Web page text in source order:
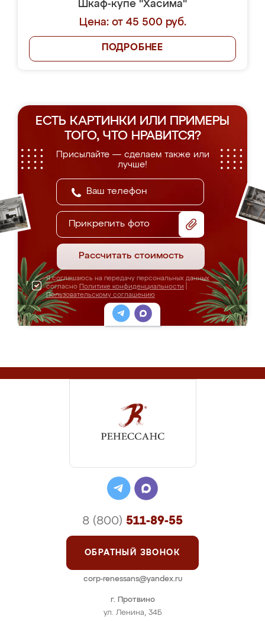
Шкаф-купе "Хасима"
Цена: от 45 500 руб.
ПОДРОБНЕЕ
ЕСТЬ КАРТИНКИ ИЛИ ПРИМЕРЫ
ТОГО, ЧТО НРАВИТСЯ?
Присылайте — сделаем также или
лучше!
Прикрепить фото
Рассчитать стоимость
Я соглашаюсь на передачу персональных данных
согласно Политике конфиденциальности
Пользовательскому соглашению
г. Протвино
ул. Ленина, 34Б
8 (800) 511-89-55
ОБРАТНЫЙ ЗВОНОК
corp-renessans@yandex.ru